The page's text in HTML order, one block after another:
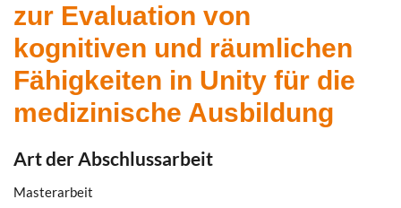
zur Evaluation von
kognitiven und räumlichen
Fähigkeiten in Unity für die
medizinische Ausbildung
Art der Abschlussarbeit
Masterarbeit